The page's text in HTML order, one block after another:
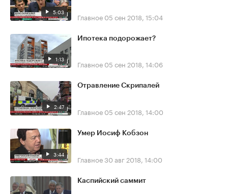
5:03 Главное 05 сен 2018, 15:04
1:13
Ипотека подорожает?
Главное 05 сен 2018, 14:06
2:47
Отравление Скрипалей
Главное 05 сен 2018, 14:00
3:44
Умер Иосиф Кобзон
Главное30 авг 2018, 14:00
Каспийский саммит